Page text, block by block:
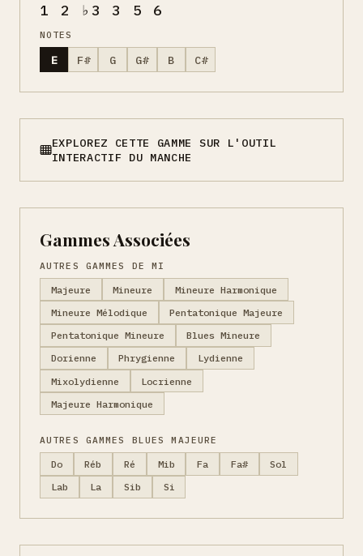
1 2 ♭3 3 5 6
NOTES
E F# G G# B C#
EXPLOREZ CETTE GAMME SUR L'OUTIL
INTERACTIF DU MANCHE
Gammes Associées
AUTRES GAMMES DE MI
Majeure Mineure
Mineure Harmonique
Mineure Mélodique
Pentatonique Majeure
Pentatonique Mineure
Blues Mineure
Dorienne
Phrygienne
Lydienne
Mixolydienne
Locrienne
Majeure Harmonique
AUTRES GAMMES BLUES MAJEURE
Do Réb Ré Mib Fa Fa#
Sol
Lab
La Sib Si